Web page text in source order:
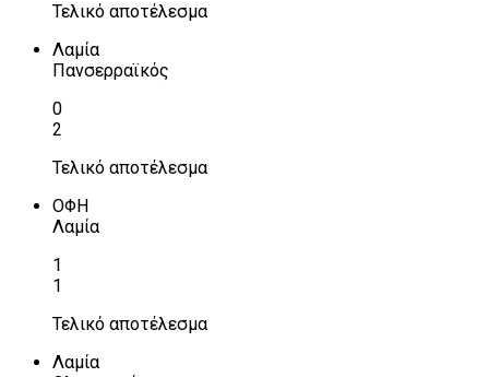
Τελικό αποτέλεσμα
Λαμία
Πανσερραϊκός
0
2
Τελικό αποτέλεσμα
ΟΦΗ
Λαμία
1
1
Τελικό αποτέλεσμα
Λαμία